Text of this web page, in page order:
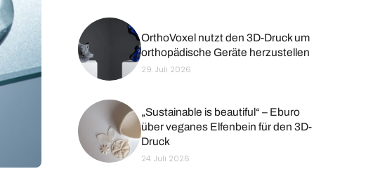
OrthoVoxel nutzt den 3D-Druck um
orthopädische Geräte herzustellen
29. Juli 2026
„Sustainable is beautiful“ – Eburo
über veganes Elfenbein für den 3D-
Druck
24. Juli 2026